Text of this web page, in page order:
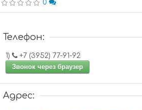
0
Телефон:
1)
+7 (3952) 77-91-92
Звонок через браузер
Адрес: